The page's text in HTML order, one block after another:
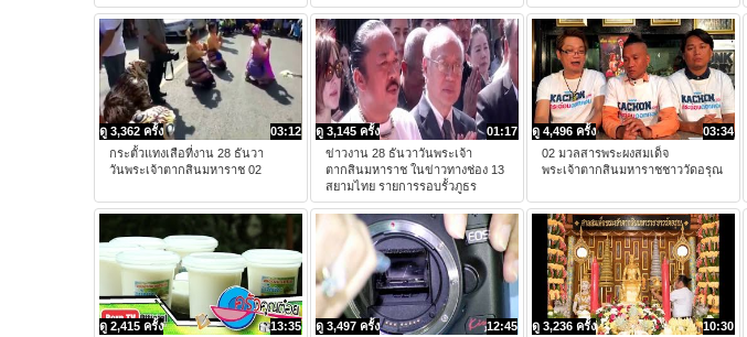
03:12
ดู 3,362 ครั้ง
กระตั้วแทงเสือที่งาน 28 ธันวา
วันพระเจ้าตากสินมหาราช 02
01:17
ดู 3,145 ครั้ง
ข่าวงาน 28 ธันวาวันพระเจ้า
ตากสินมหาราช ในข่าวทางช่อง 13
สยามไทย รายการรอบรั้วภูธร
03:34
ดู 4,496 ครั้ง
02 มวลสารพระผงสมเด็จ
พระเจ้าตากสินมหาราชชาววัดอรุณ
13:35
ดู 2,415 ครั้ง
12:45
ดู 3,497 ครั้ง
10:30
ดู 3,236 ครั้ง